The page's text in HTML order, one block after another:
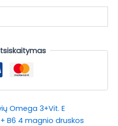
Omega 3+Vit. E
B6 4 magnio druskos